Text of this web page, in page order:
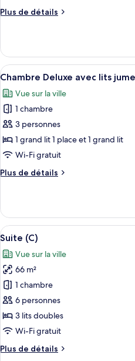
chambre :
Standard
Plus de détails
Plus
le
type
de
Chambre
Double
Standard
Afficher
toutes
les
photos
pour
ce
type
chambre :
avec
lits
jumeaux
(No
Kitchen)
6
Chambre Deluxe avec lits
Vue sur la ville
1 chambre
3 personnes
1 grand lit 1 place et 1 grand lit
Wi-Fi gratuit
Plus de détails
Plus
le
type
de
chambre
Chambre
Deluxe
avec
lits
jumeaux
(No
Kitchen)
Afficher
toutes
les
photos
pour
ce
type
de
chambre :
Suite
15
Suite (C)
Vue sur la ville
66 m²
1 chambre
6 personnes
3 lits doubles
Wi-Fi gratuit
Plus de détails
Plus